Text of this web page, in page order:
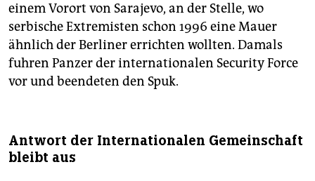
einem Vorort von Sarajevo, an der Stelle, wo
serbische Extremisten schon 1996 eine Mauer
ähnlich der Berliner errichten wollten. Damals
fuhren Panzer der internationalen Security Force
vor und beendeten den Spuk.
Antwort der Internationalen Gemeinschaft
bleibt aus